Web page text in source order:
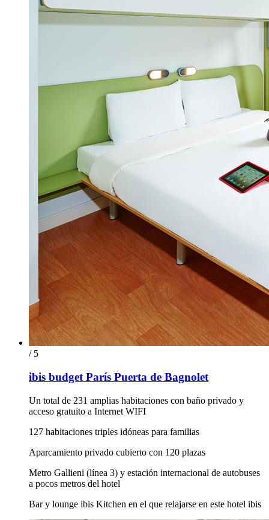
/ 5
ibis budget París Puerta de Bagnolet
Un total de 231 amplias habitaciones con baño privado y
acceso gratuito a Internet WIFI
127 habitaciones triples idóneas para familias
Aparcamiento privado cubierto con 120 plazas
Metro Gallieni (línea 3) y estación internacional de autobuses
a pocos metros del hotel
Bar y lounge ibis Kitchen en el que relajarse en este hotel ibis